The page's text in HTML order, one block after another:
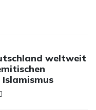
weltweit